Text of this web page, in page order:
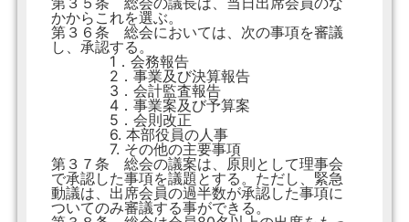
かからこれを選ぶ。
第３６条 総会においては、次の事項を審議
し、承認する。
1．会務報告
2．事業及び決算報告
3．会計監査報告
4．事業案及び予算案
5．会則改正
6. 本部役員の人事
7. その他の主要事項
第３７条 総会の議案は、原則として理事会
で承認した事項を議題とする。ただし、緊急
動議は、出席会員の過半数が承認した事項に
ついてのみ審議する事ができる。